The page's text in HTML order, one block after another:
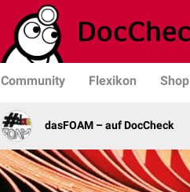
Community Flexikon Shop
dasFOAM – auf DocCheck